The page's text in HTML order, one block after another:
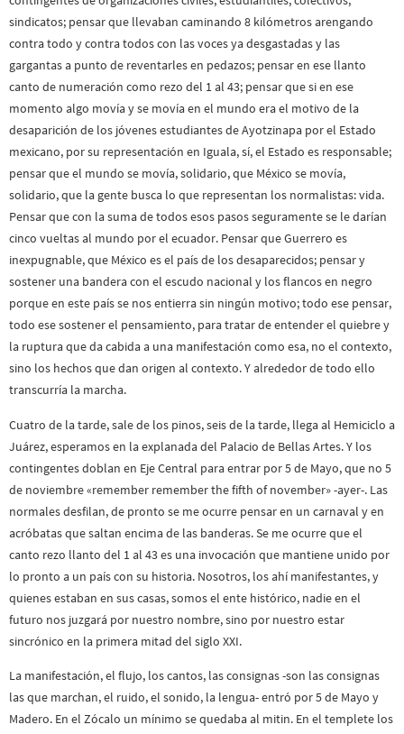
sindicatos; pensar que llevaban caminando 8 kilómetros arengando
contra todo y contra todos con las voces ya desgastadas y las
gargantas a punto de reventarles en pedazos; pensar en ese llanto
canto de numeración como rezo del 1 al 43; pensar que si en ese
momento algo movía y se movía en el mundo era el motivo de la
desaparición de los jóvenes estudiantes de Ayotzinapa por el Estado
mexicano, por su representación en Iguala, sí, el Estado es responsable;
pensar que el mundo se movía, solidario, que México se movía,
solidario, que la gente busca lo que representan los normalistas: vida.
Pensar que con la suma de todos esos pasos seguramente se le darían
cinco vueltas al mundo por el ecuador. Pensar que Guerrero es
inexpugnable, que México es el país de los desaparecidos; pensar y
sostener una bandera con el escudo nacional y los flancos en negro
porque en este país se nos entierra sin ningún motivo; todo ese pensar,
todo ese sostener el pensamiento, para tratar de entender el quiebre y
la ruptura que da cabida a una manifestación como esa, no el contexto,
sino los hechos que dan origen al contexto. Y alrededor de todo ello
transcurría la marcha.
Cuatro de la tarde, sale de los pinos, seis de la tarde, llega al Hemiciclo a
Juárez, esperamos en la explanada del Palacio de Bellas Artes. Y los
contingentes doblan en Eje Central para entrar por 5 de Mayo, que no 5
de noviembre «remember remember the fifth of november» -ayer-. Las
normales desfilan, de pronto se me ocurre pensar en un carnaval y en
acróbatas que saltan encima de las banderas. Se me ocurre que el
canto rezo llanto del 1 al 43 es una invocación que mantiene unido por
lo pronto a un país con su historia. Nosotros, los ahí manifestantes, y
quienes estaban en sus casas, somos el ente histórico, nadie en el
futuro nos juzgará por nuestro nombre, sino por nuestro estar
sincrónico en la primera mitad del siglo XXI.
La manifestación, el flujo, los cantos, las consignas -son las consignas
las que marchan, el ruido, el sonido, la lengua- entró por 5 de Mayo y
Madero. En el Zócalo un mínimo se quedaba al mitin. En el templete los